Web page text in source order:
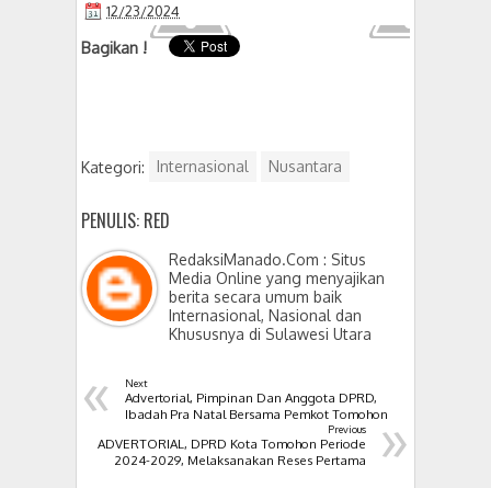
12/23/2024
Bagikan !
Kategori: Internasional Nusantara
PENULIS: RED
RedaksiManado.Com : Situs
Media Online yang menyajikan
berita secara umum baik
Internasional, Nasional dan
Khususnya di Sulawesi Utara
« Next
Advertorial, Pimpinan Dan Anggota DPRD,
Ibadah Pra Natal Bersama Pemkot Tomohon»
Previous
ADVERTORIAL, DPRD Kota Tomohon Periode
2024-2029, Melaksanakan Reses Pertama